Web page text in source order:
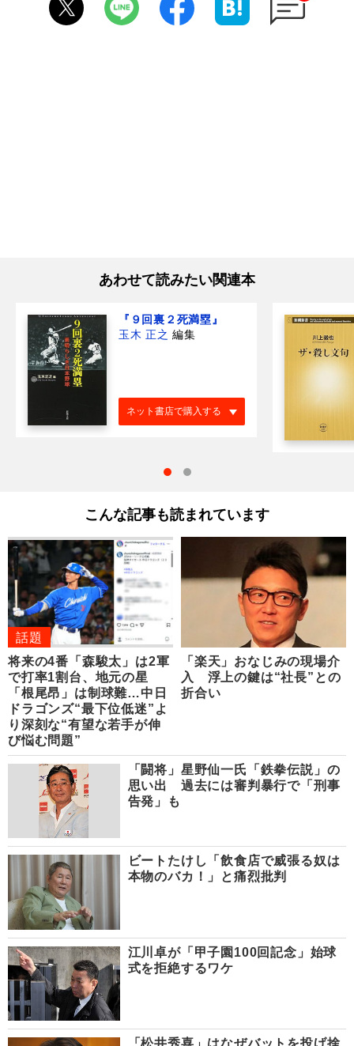
あわせて読みたい関連本
『９回裏２死満塁』
玉木 正之 編集
ネット書店で購入する
こんな記事も読まれています
話題
将来の4番「森駿太」は2軍
で打率1割台、地元の星
「根尾昂」は制球難…中日
ドラゴンズ“最下位低迷”よ
り深刻な“有望な若手が伸
び悩む問題”
「楽天」おなじみの現場介
入 浮上の鍵は“社長”との
折合い
「闘将」星野仙一氏「鉄拳伝説」の
思い出 過去には審判暴行で「刑事
告発」も
ビートたけし「飲食店で威張る奴は
本物のバカ！」と痛烈批判
江川卓が「甲子園100回記念」始球
式を拒絶するワケ